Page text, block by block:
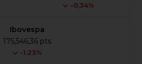
-0,34%
Ibovespa
175,546,36 pts
-1.23%